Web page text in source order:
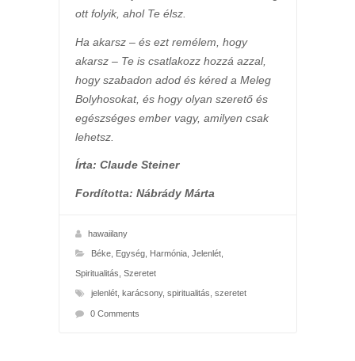
ott folyik, ahol Te élsz.
Ha akarsz – és ezt remélem, hogy
akarsz – Te is csatlakozz hozzá azzal,
hogy szabadon adod és kéred a Meleg
Bolyhosokat, és hogy olyan szerető és
egészséges ember vagy, amilyen csak
lehetsz.
Írta: Claude Steiner
Fordította: Nábrády Márta
hawaiilany
Béke, Egység, Harmónia, Jelenlét,
Spiritualitás Szeretet
jelenlét, karácsony, spiritualitás szeretet
0 Comments